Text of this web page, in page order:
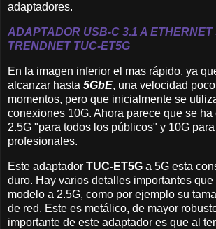
adaptadores.
ADAPTADOR USB-C 3.1 A ETHERNET
TRENDNETTUC-ET5G
En la imagen inferior el mas rápido, ya
alcanzar hasta 5GbE, una velocidad
momentos, pero que inicialmente se
conexiones 10G. Ahora parece que se
2.5G "para todos los públicos" y 10G
profesionales.
Este adaptador TUC-ET5G a 5G esta
duro. Hay varios detalles importantes
modelo a 2.5G, como por ejemplo su
de red. Este es metálico, de mayor
importante de este adaptador es que al